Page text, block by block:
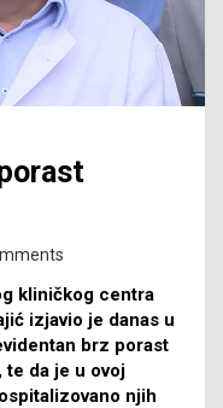
kliničkog centra
izjavio je danas u
brz porast
te da je u ovoj
njih